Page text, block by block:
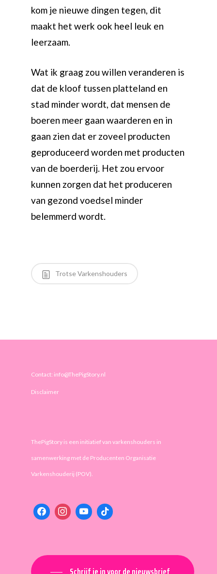
kom je nieuwe dingen tegen, dit
maakt het werk ook heel leuk en
leerzaam.
Wat ik graag zou willen veranderen is
dat de kloof tussen platteland en
stad minder wordt, dat mensen de
boeren meer gaan waarderen en in
gaan zien dat er zoveel producten
geproduceerd worden met producten
van de boerderij. Het zou ervoor
kunnen zorgen dat het produceren
van gezond voedsel minder
belemmerd wordt.
Trotse Varkenshouders
Contact: info@ThePigStory.nl
Disclaimer
ThePigStory is een initiatief van varkenshouders in
samenwerking met de Producenten Organisatie
Varkenshouderij (POV).